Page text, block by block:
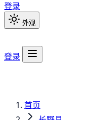
登录
外观
登录
首页